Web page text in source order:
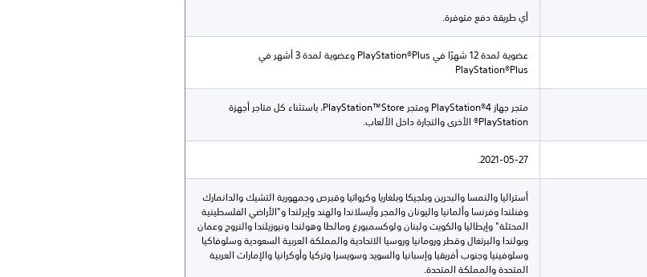
أي طريقة دفع متوفرة.
عضوية لمدة 12 شهرًا في PlayStation®Plus وعضوية لمدة 3 أشهر في
PlayStation®Plus
متجر جهاز PlayStation®4 ومتجر PlayStation™Store، باستثناء كل متاجر أجهزة
PlayStation® الأخرى والتجارة داخل الألعاب.
2021-05-27.
أستراليا والنمسا والبحرين وبلجيكا وبلغاريا وكرواتيا وقبرص وجمهورية التشيك والدانمارك
وفنلندا وفرنسا وألمانيا واليونان والمجر وآيسلاندا والهند وإيرلندا و"الأراضي الفلسطينية
المحتلة" وإيطاليا والكويت ولبنان ولوكسمبورغ ومالطا وهولندا ونيوزيلندا والنروج وعمان
وبولندا والبرتغال وقطر ورومانيا وروسيا الاتحادية والمملكة العربية السعودية وسلوفاكيا
وسلوفينيا وجنوب أفريقيا وإسبانيا والسويد وسويسرا وتركيا وأوكرانيا والإمارات العربية
المتحدة والمملكة المتحدة.